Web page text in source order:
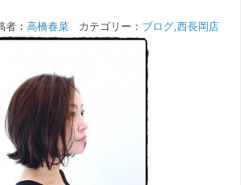
者： 高橋春菜カテゴリー： ブログ,西長岡店